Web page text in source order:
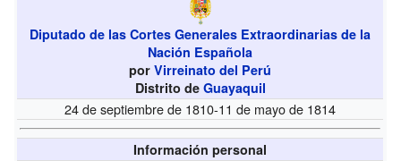
Diputado de las Cortes Generales Extraordinarias de la
Nación Española
porVirreinato del Perú
Distrito de Guayaquil
24 de septiembre de 1810-11 de mayo de 1814
Información personal